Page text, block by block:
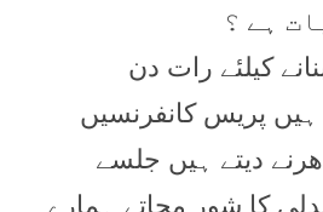
ہے ؟
کیلئے رات دن
ہیں پریس کانفرنسیں
دیتے ہیں جلسے
کا شور مچاتے ہمارے